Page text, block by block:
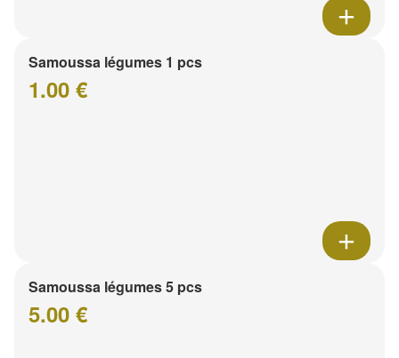
Samoussa légumes 1 pcs
1.00 €
Samoussa légumes 5 pcs
5.00 €